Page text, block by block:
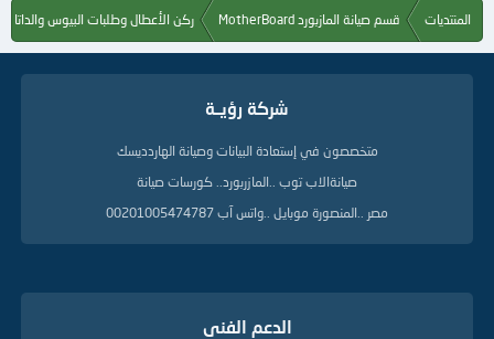
ا
ا
ل
المنتديات قسم صيانة المازبورد MotherBoard ركن الأعطال وطلبات البيوس والداتا
شركة رؤيــة
متخصصون في إستعادة البيانات وصيانة الهاردديسك
صيانةالاب توب ..المازربورد.. كورسات صيانة
مصر ..المنصورة موبايل ..واتس آب 00201005474787
الدعم الفنى